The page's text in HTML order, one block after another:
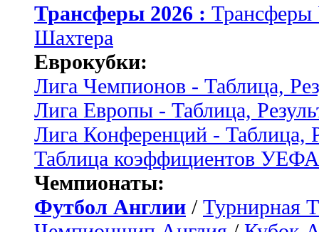
Трансферы 2026 :
Шахтера
Еврокубки:
Лига Чемпионов - Таблица,
Лига Европы - Таблица,
Лига Конференций - Таблица,
Таблица коэффициентов УЕФА
Чемпионаты:
Футбол Англии / Турнирная